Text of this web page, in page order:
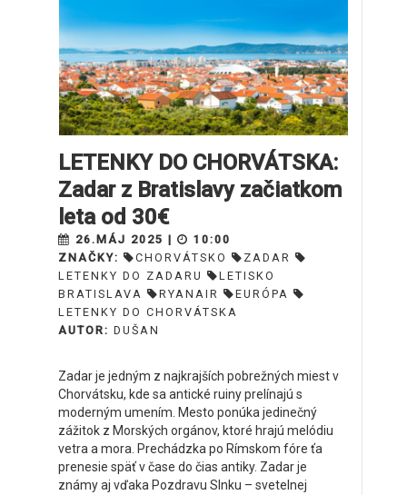
LETENKY DO CHORVÁTSKA:
Zadar z Bratislavy začiatkom
leta od 30€
26.MÁJ 2025 |
10:00
ZNAČKY:
CHORVÁTSKO
ZADAR
LETENKY DO ZADARU
LETISKO
BRATISLAVA
RYANAIR
EURÓPA
LETENKY DO CHORVÁTSKA
AUTOR: DUŠAN
Zadar je jedným z najkrajších pobrežných miest v
Chorvátsku, kde sa antické ruiny prelínajú s
moderným umením. Mesto ponúka jedinečný
zážitok z Morských orgánov, ktoré hrajú melódiu
vetra a mora. Prechádzka po Rímskom fóre ťa
prenesie späť v čase do čias antiky. Zadar je
známy aj vďaka Pozdravu Slnku – svetelnej